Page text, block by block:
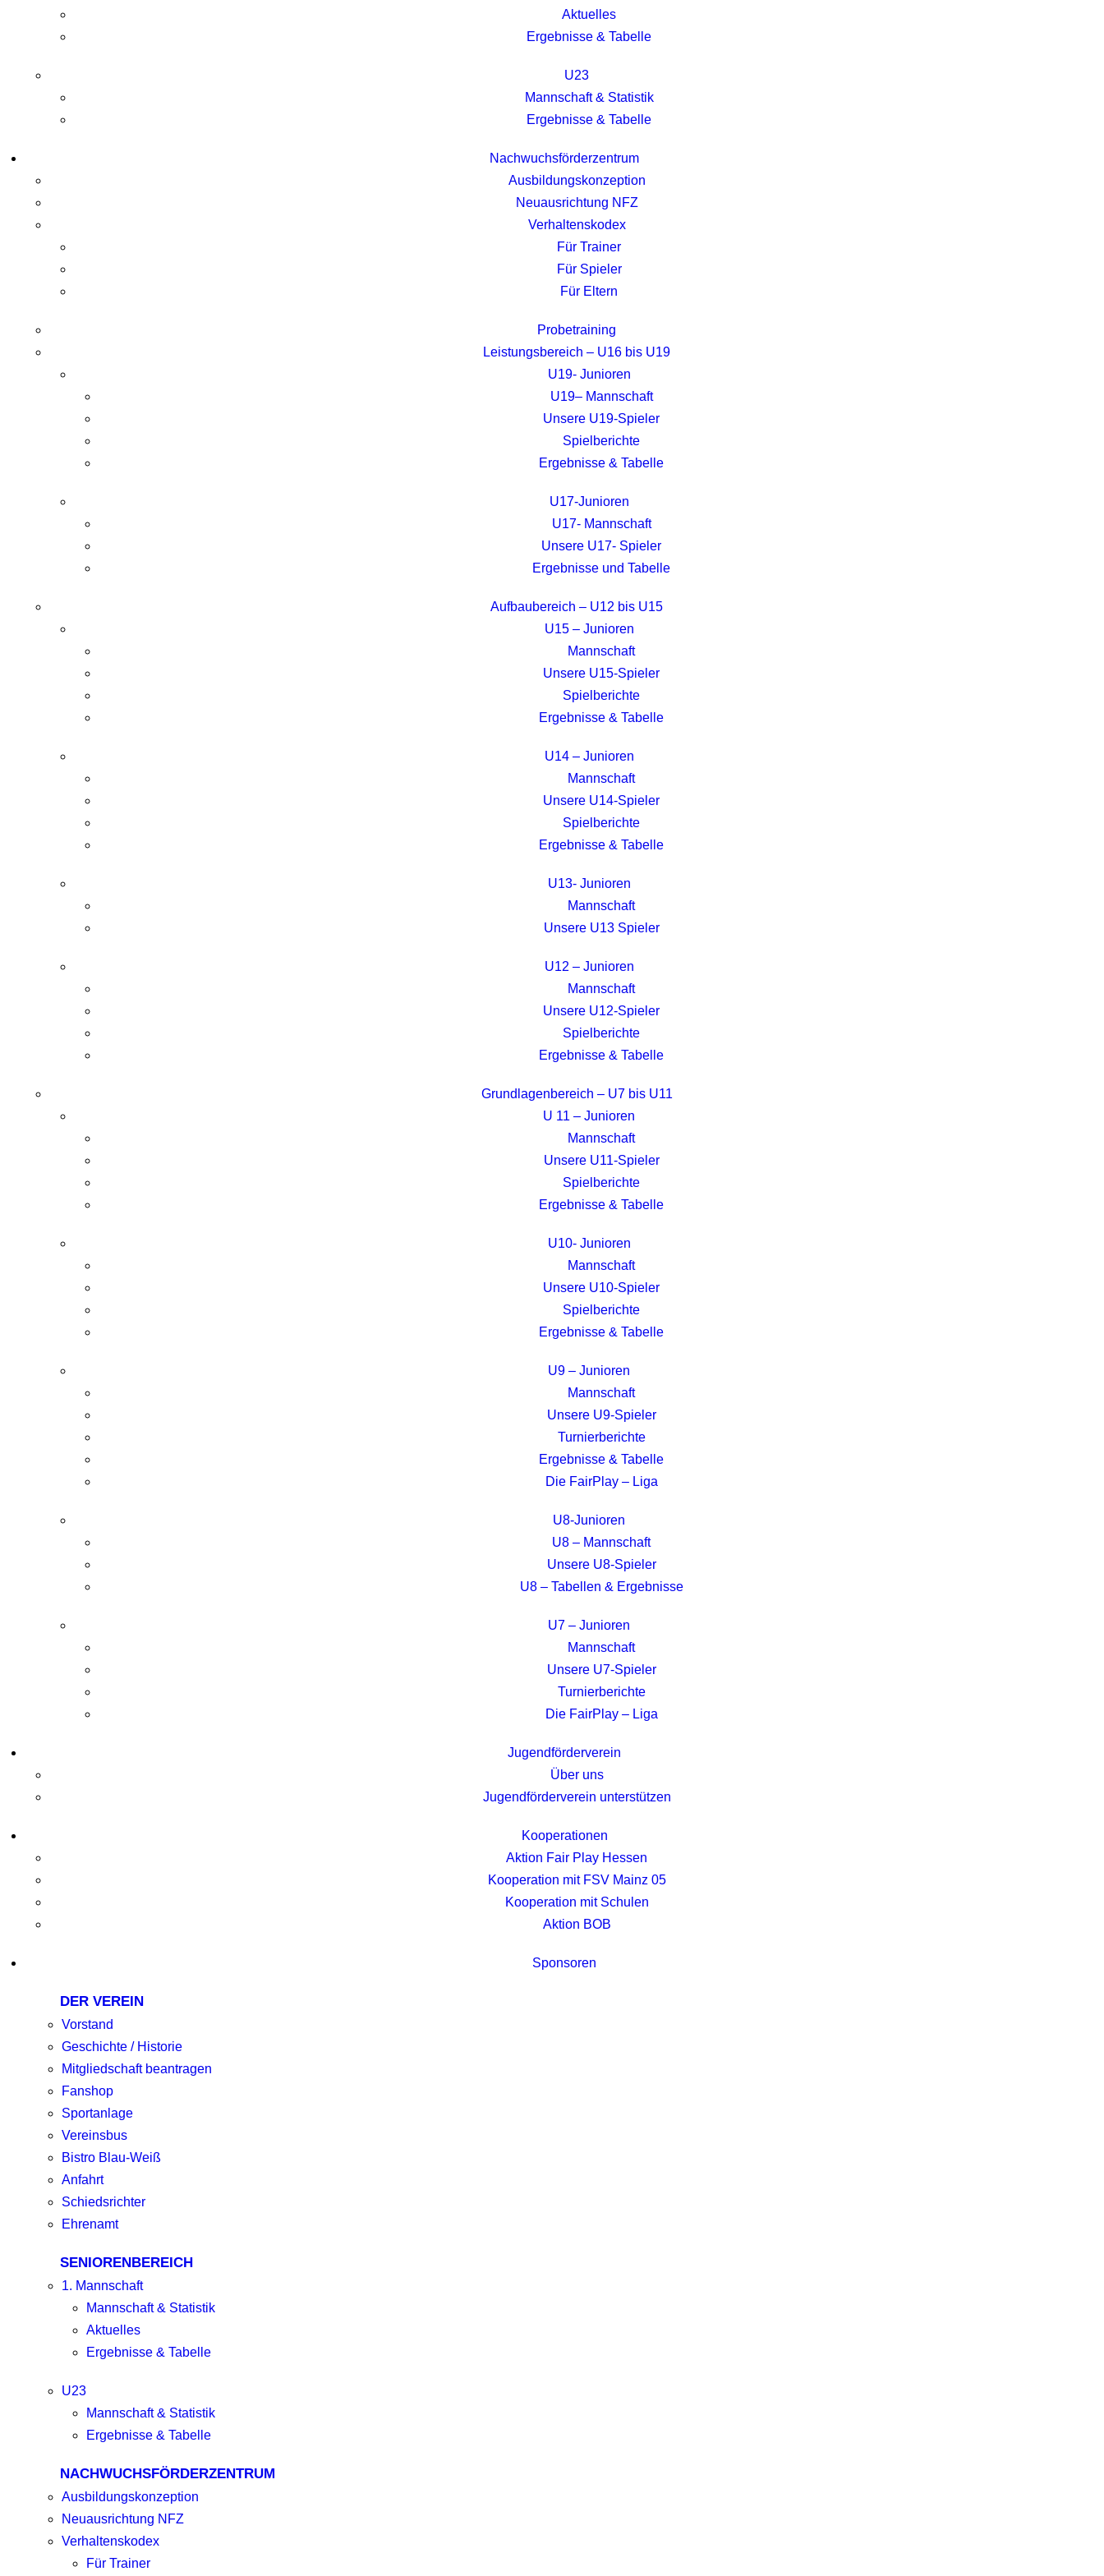
Aktuelles
Ergebnisse & Tabelle
U23
Mannschaft & Statistik
Ergebnisse & Tabelle
Nachwuchsförderzentrum
Ausbildungskonzeption
Neuausrichtung NFZ
Verhaltenskodex
Für Trainer
Für Spieler
Für Eltern
Probetraining
Leistungsbereich – U16 bis U19
U19- Junioren
U19– Mannschaft
Unsere U19-Spieler
Spielberichte
Ergebnisse & Tabelle
U17-Junioren
U17- Mannschaft
Unsere U17- Spieler
Ergebnisse und Tabelle
Aufbaubereich – U12 bis U15
U15 – Junioren
Mannschaft
Unsere U15-Spieler
Spielberichte
Ergebnisse & Tabelle
U14 – Junioren
Mannschaft
Unsere U14-Spieler
Spielberichte
Ergebnisse & Tabelle
U13- Junioren
Mannschaft
Unsere U13 Spieler
U12 – Junioren
Mannschaft
Unsere U12-Spieler
Spielberichte
Ergebnisse & Tabelle
Grundlagenbereich – U7 bis U11
U 11 – Junioren
Mannschaft
Unsere U11-Spieler
Spielberichte
Ergebnisse & Tabelle
U10- Junioren
Mannschaft
Unsere U10-Spieler
Spielberichte
Ergebnisse & Tabelle
U9 – Junioren
Mannschaft
Unsere U9-Spieler
Turnierberichte
Ergebnisse & Tabelle
Die FairPlay – Liga
U8-Junioren
U8 – Mannschaft
Unsere U8-Spieler
U8 – Tabellen & Ergebnisse
U7 – Junioren
Mannschaft
Unsere U7-Spieler
Turnierberichte
Die FairPlay – Liga
Jugendförderverein
Über uns
Jugendförderverein unterstützen
Kooperationen
Aktion Fair Play Hessen
Kooperation mit FSV Mainz 05
Kooperation mit Schulen
Aktion BOB
Sponsoren
DER VEREIN
Vorstand
Geschichte / Historie
Mitgliedschaft beantragen
Fanshop
Sportanlage
Vereinsbus
Bistro Blau-Weiß
Anfahrt
Schiedsrichter
Ehrenamt
SENIORENBEREICH
1. Mannschaft
Mannschaft & Statistik
Aktuelles
Ergebnisse & Tabelle
U23
Mannschaft & Statistik
Ergebnisse & Tabelle
NACHWUCHSFÖRDERZENTRUM
Ausbildungskonzeption
Neuausrichtung NFZ
Verhaltenskodex
Für Trainer